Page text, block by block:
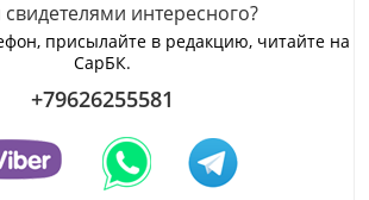
свидетелями интересного?
присылайте в редакцию, читайте на
СарБК.
+79626255581